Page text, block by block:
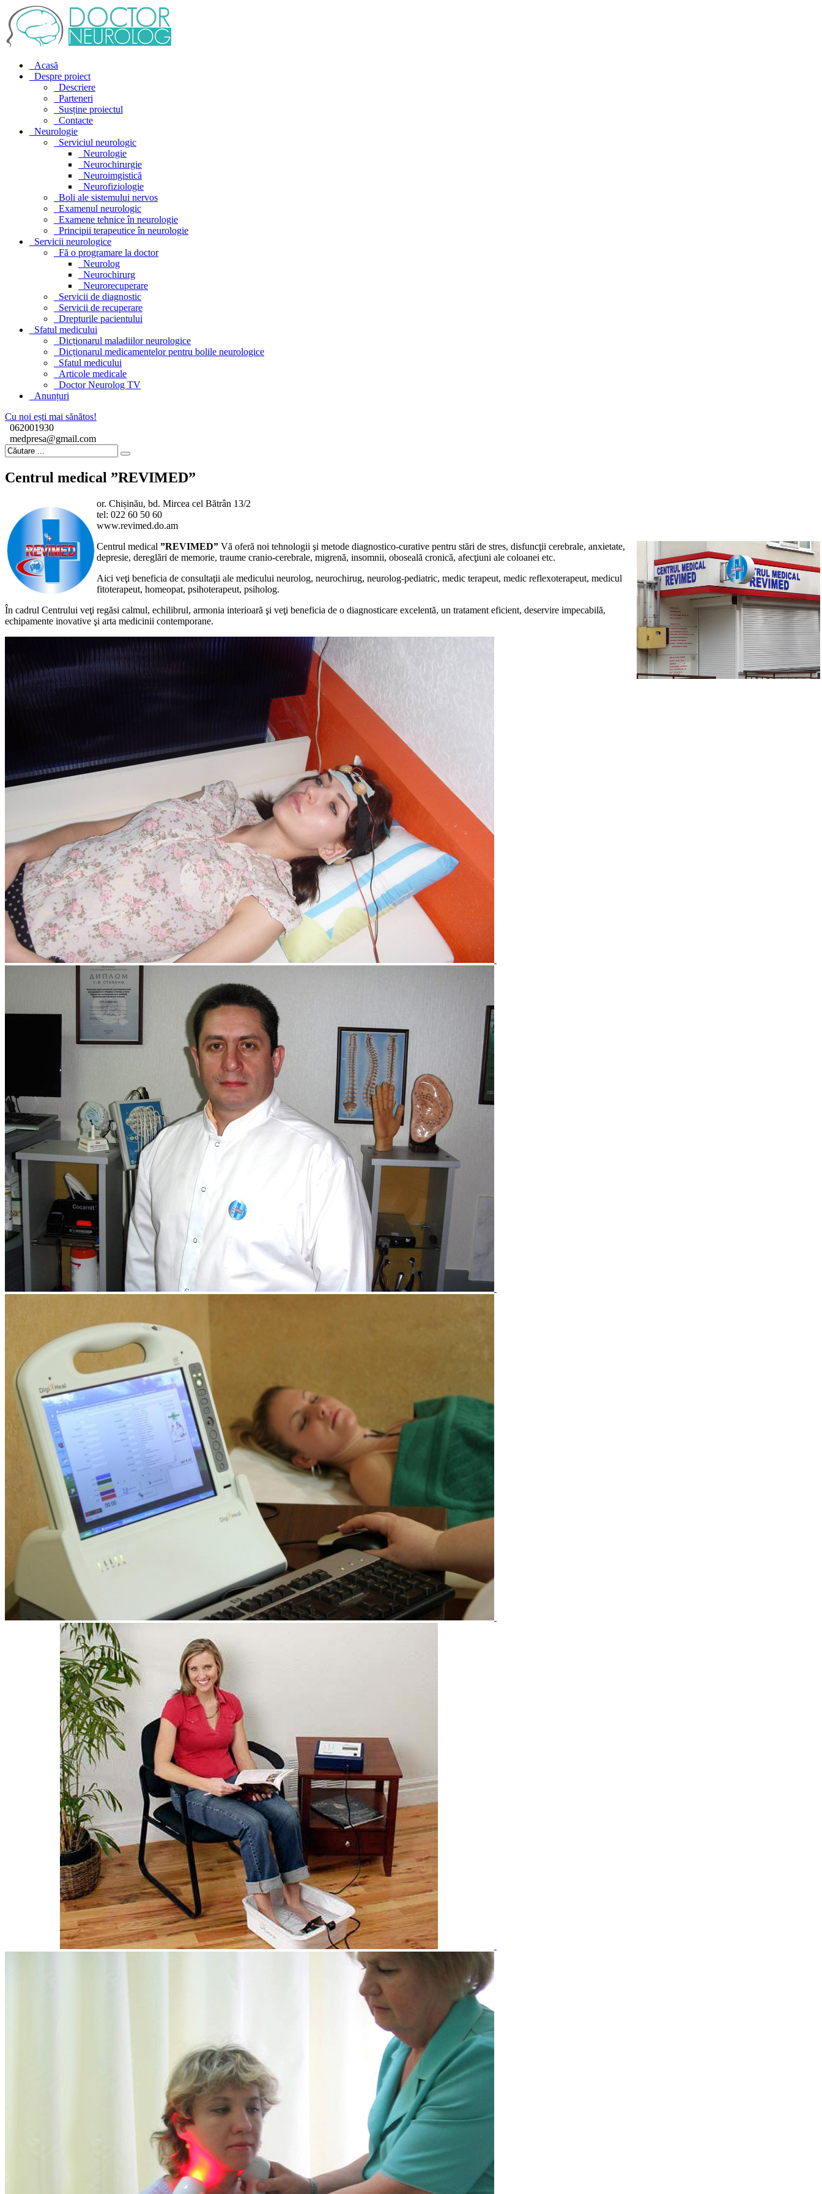
Acasă
Despre proiect
Descriere
Parteneri
Susține proiectul
Contacte
Neurologie
Serviciul neurologic
Neurologie
Neurochirurgie
Neuroimgistică
Neurofiziologie
Boli ale sistemului nervos
Examenul neurologic
Examene tehnice în neurologie
Principii terapeutice în neurologie
Servicii neurologice
Fă o programare la doctor
Neurolog
Neurochirurg
Neurorecuperare
Servicii de diagnostic
Servicii de recuperare
Drepturile pacientului
Sfatul medicului
Dicționarul maladiilor neurologice
Dicționarul medicamentelor pentru bolile neurologice
Sfatul medicului
Articole medicale
Doctor Neurolog TV
Anunțuri
Cu noi ești mai sănătos!
062001930
medpresa@gmail.com
Centrul medical ”REVIMED”
or. Chișinău, bd. Mircea cel Bătrân 13/2
tel: 022 60 50 60
www.revimed.do.am
Centrul medical ”REVIMED” Vă oferă noi tehnologii şi metode diagnostico-curative pentru stări de stres, disfuncţii cerebrale, anxietate,
depresie, dereglări de memorie, traume cranio-cerebrale, migrenă, insomnii, oboseală cronică, afecţiuni ale coloanei etc.
Aici veţi beneficia de consultaţii ale medicului neurolog, neurochirug, neurolog-pediatric, medic terapeut, medic reflexoterapeut, medicul
fitoterapeut, homeopat, psihoterapeut, psiholog.
În cadrul Centrului veţi regăsi calmul, echilibrul, armonia interioară şi veţi beneficia de o diagnosticare excelentă, un tratament eficient, deservire impecabilă,
echipamente inovative şi arta medicinii contemporane.